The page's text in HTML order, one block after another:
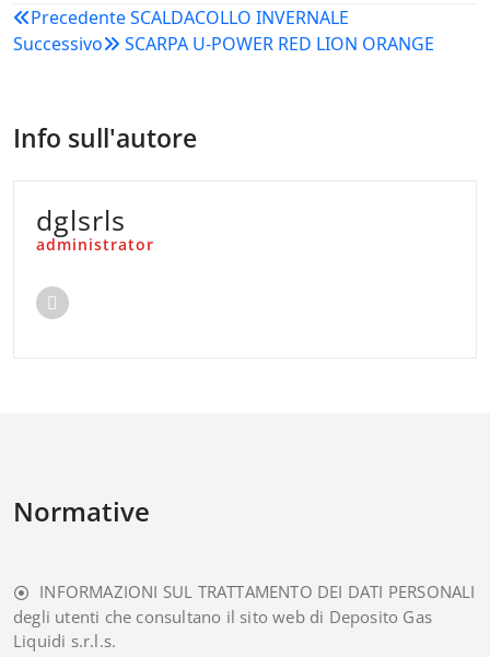
Navigazione
articoli
PrecedenteSCALDACOLLO INVERNALE
Successivo
SCARPA U-POWER RED LION ORANGE
Info sull'autore
dglsrls
administrator
Normative
INFORMAZIONI SUL TRATTAMENTO DEI DATI PERSONALI
degli utenti che consultano il sito web di Deposito Gas
Liquidi s.r.l.s.